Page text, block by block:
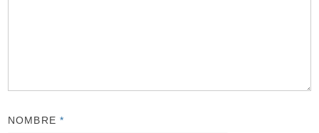
NOMBRE *